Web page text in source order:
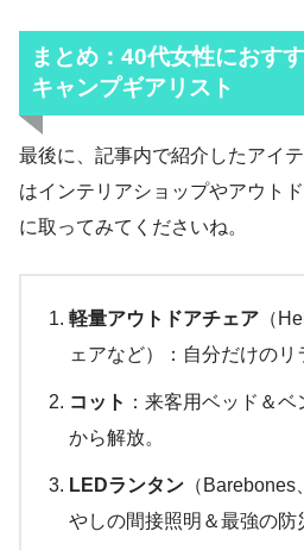
まとめ：40代女性におす
キャンプギアリスト
最後に、記事内で紹介したアイ
はインテリアショップやアウト
に取ってみてくださいね。
軽量アウトドアチェア （
ェアなど）：自分だけのリ
コット ：来客用ベッド＆
から解放。
LEDランタン （
やしの間接照明＆最強の防